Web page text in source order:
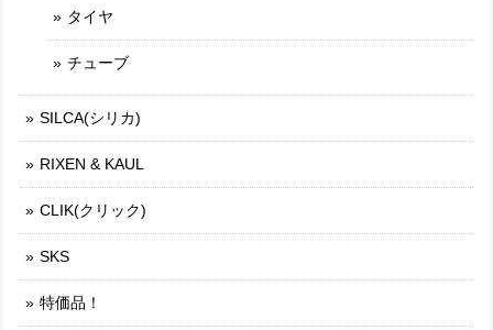
タイヤ
チューブ
SILCA(シリカ)
RIXEN & KAUL
CLIK(クリック)
SKS
特価品！